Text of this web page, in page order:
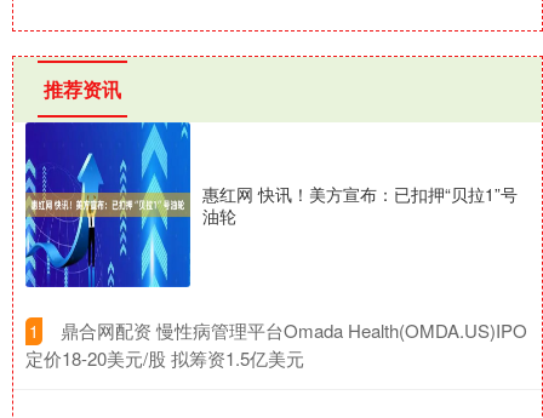
推荐资讯
惠红网 快讯！美方宣布：已扣押“贝拉1”号
油轮
1
​鼎合网配资 慢性病管理平台Omada Health(OMDA.US)IPO
定价18-20美元/股 拟筹资1.5亿美元